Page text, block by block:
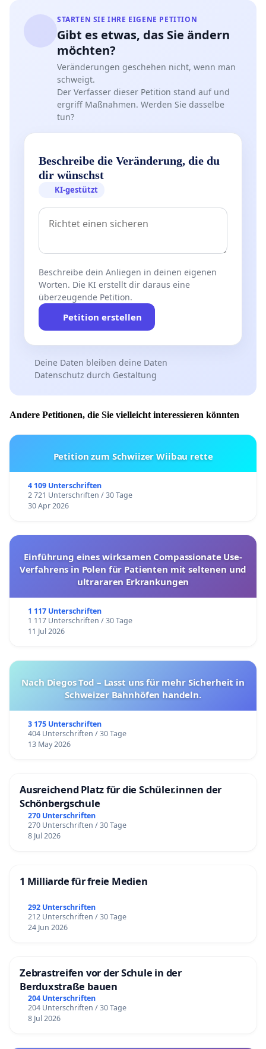
STARTEN SIE IHRE EIGENE PETITION
Gibt es etwas, das Sie ändern
möchten?
Veränderungen geschehen nicht, wenn man
schweigt.
Der Verfasser dieser Petition stand auf und
ergriff Maßnahmen. Werden Sie dasselbe
tun?
Beschreibe die Veränderung, die du
dir wünschst
KI-gestützt
Beschreibe dein Anliegen in deinen eigenen
Worten. Die KI erstellt dir daraus eine
überzeugende Petition.
Petition erstellen
Deine Daten bleiben deine Daten
Datenschutz durch Gestaltung
Andere Petitionen, die Sie vielleicht interessieren könnten
Petition zum Schwiizer Wiibau rette
4 109 Unterschriften
2 721 Unterschriften / 30 Tage
30 Apr 2026
Einführung eines wirksamen Compassionate Use-
Verfahrens in Polen für Patienten mit seltenen und
ultrararen Erkrankungen
1 117 Unterschriften
1 117 Unterschriften / 30 Tage
11 Jul 2026
Nach Diegos Tod – Lasst uns für mehr Sicherheit in
Schweizer Bahnhöfen handeln.
3 175 Unterschriften
404 Unterschriften / 30 Tage
13 May 2026
Ausreichend Platz für die Schüler.innen der
Schönbergschule
270 Unterschriften
270 Unterschriften / 30 Tage
8 Jul 2026
1 Milliarde für freie Medien
292 Unterschriften
212 Unterschriften / 30 Tage
24 Jun 2026
Zebrastreifen vor der Schule in der
Berduxstraße bauen
204 Unterschriften
204 Unterschriften / 30 Tage
8 Jul 2026